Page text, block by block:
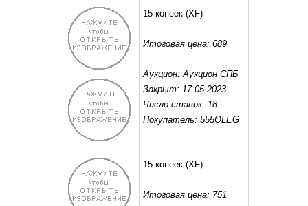
15 копеек (XF)
Итоговая цена: 689
Аукцион: Аукцион СПБ
Закрыт: 17.05.2023
Число ставок: 18
Покупатель: 555OLEG
15 копеек(XF)
Итоговая цена: 751